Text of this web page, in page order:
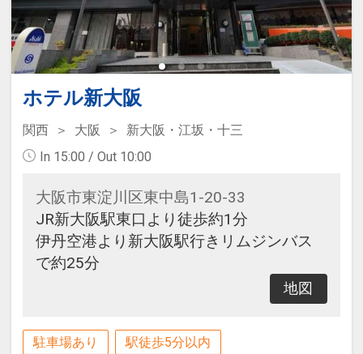
ホテル新大阪
関西 大阪
新大阪・江坂・十三
In 15:00 / Out 10:00
大阪市東淀川区東中島1-20-33
JR新大阪駅東口より徒歩約1分
伊丹空港より新大阪駅行きリムジンバス
で約25分
地図
駐車場あり 駅徒歩5分以内